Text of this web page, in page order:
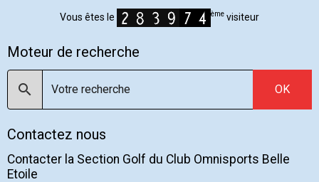
Vous êtes le ème visiteur
Moteur de recherche
OK
Contactez nous
Contacter la Section Golf du Club Omnisports Belle
Etoile